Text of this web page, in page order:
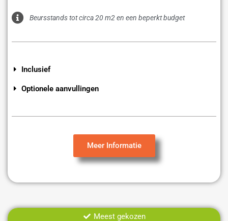
Beursstands tot circa 20 m2 en een beperkt budget
Inclusief
Optionele aanvullingen
Meer Informatie
Meest gekozen